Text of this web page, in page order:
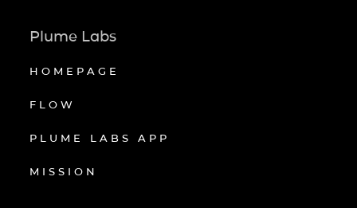
Plume Labs
HOMEPAGE
FLOW
PLUME LABS APP
MISSION